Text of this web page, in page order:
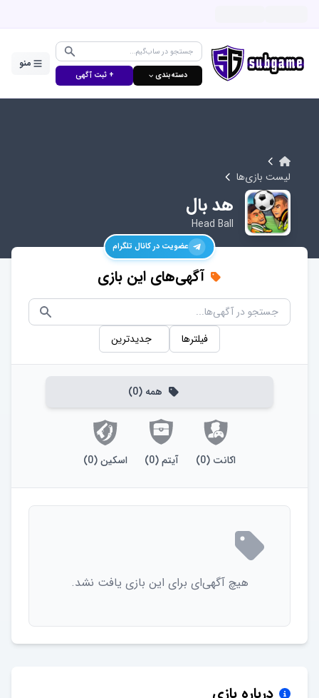
دسته‌بندی ⌵ + ثبت آگهی
منو
لیست بازی‌ها
هد بال
Head Ball
عضویت در کانال تلگرام
آگهی‌های این بازی
فیلترها جدیدترین
همه (
0
)
اکانت (
0
) آیتم(
0
) اسکین(
0
)
هیچ آگهی‌ای برای این بازی یافت نشد.
درباره بازی